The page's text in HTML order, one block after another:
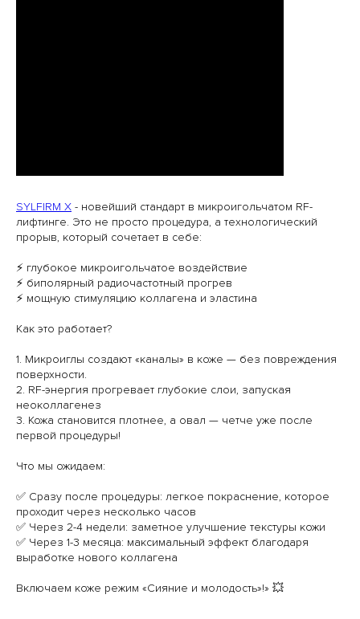
SYLFIRM X - новейший стандарт в микроигольчатом RF-
лифтинге. Это не просто процедура, а технологический
прорыв, который сочетает в себе:
⚡️ глубокое микроигольчатое воздействие
⚡️ биполярный радиочастотный прогрев
⚡️ мощную стимуляцию коллагена и эластина
Как это работает?
1. Микроиглы создают «каналы» в коже — без повреждения
поверхности.
2. RF-энергия прогревает глубокие слои, запуская
неоколлагенез
3. Кожа становится плотнее, а овал — четче уже после
первой процедуры!
Что мы ожидаем:
✅ Сразу после процедуры: легкое покраснение, которое
проходит через несколько часов
✅ Через 2-4 недели: заметное улучшение текстуры кожи
✅ Через 1-3 месяца: максимальный эффект благодаря
выработке нового коллагена
Включаем коже режим «Сияние и молодость»!» 💥